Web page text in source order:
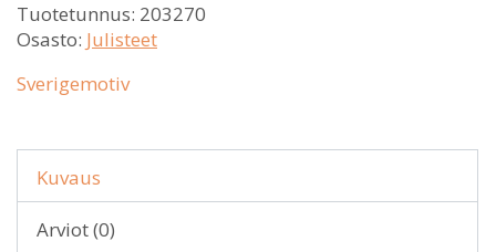
Tuotetunnus: 203270
Osasto: Julisteet
Sverigemotiv
Kuvaus
Arviot (0)